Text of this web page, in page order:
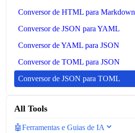
Conversor de HTML para Markdown
Conversor de JSON para YAML
Conversor de YAML para JSON
Conversor de TOML para JSON
Conversor de JSON para TOML
All Tools
🤖Ferramentas e Guias de IA